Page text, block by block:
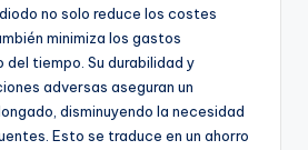
no solo reduce los costes
minimiza los gastos
del tiempo. Su durabilidad y
adversas aseguran un
disminuyendo la necesidad
Esto se traduce en un ahorro